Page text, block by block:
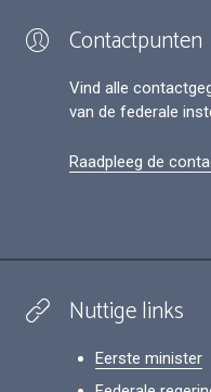
Contactpunten
Vind alle
van de federale
Raadpleeg de
Nuttige links
Eerste minister